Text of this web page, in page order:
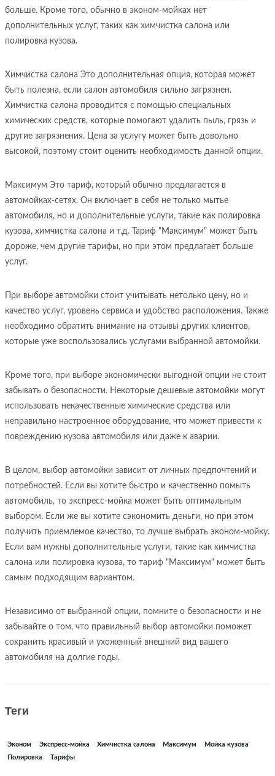
больше. Кроме того, обычно в эконом-мойках нет
дополнительных услуг, таких как химчистка салона или
полировка кузова.
Химчистка салона Это дополнительная опция, которая может
быть полезна, если салон автомобиля сильно загрязнен.
Химчистка салона проводится с помощью специальных
химических средств, которые помогают удалить пыль, грязь и
другие загрязнения. Цена за услугу может быть довольно
высокой, поэтому стоит оценить необходимость данной опции.
Максимум Это тариф, который обычно предлагается в
автомойках-сетях. Он включает в себя не только мытье
автомобиля, но и дополнительные услуги, такие как полировка
кузова, химчистка салона и т.д. Тариф "Максимум" может быть
дороже, чем другие тарифы, но при этом предлагает больше
услуг.
При выборе автомойки стоит учитывать нетолько цену, но и
качество услуг, уровень сервиса и удобство расположения. Также
необходимо обратить внимание на отзывы других клиентов,
которые уже воспользовались услугами выбранной автомойки.
Кроме того, при выборе экономически выгодной опции не стоит
забывать о безопасности. Некоторые дешевые автомойки могут
использовать некачественные химические средства или
неправильно настроенное оборудование, что может привести к
повреждению кузова автомобиля или даже к аварии.
В целом, выбор автомойки зависит от личных предпочтений и
потребностей. Если вы хотите быстро и качественно помыть
автомобиль, то экспресс-мойка может быть оптимальным
выбором. Если же вы хотите сэкономить деньги, но при этом
получить приемлемое качество, то лучше выбрать эконом-мойку.
Если вам нужны дополнительные услуги, такие как химчистка
салона или полировка кузова, то тариф "Максимум" может быть
самым подходящим вариантом.
Независимо от выбранной опции, помните о безопасности и не
забывайте о том, что правильный выбор автомойки поможет
сохранить красивый и ухоженный внешний вид вашего
автомобиля на долгие годы.
Теги
Эконом Экспресс-мойка Химчистка салона Максимум Мойка кузова
Полировка Тарифы